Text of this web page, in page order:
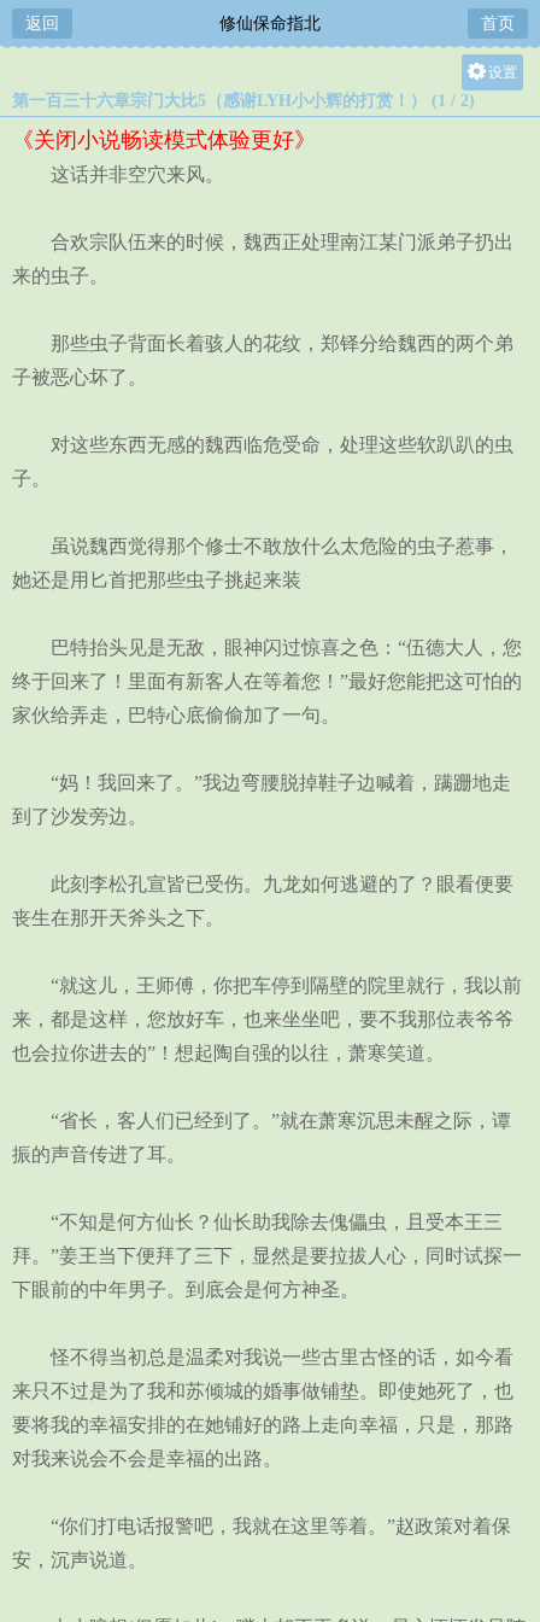
返回 修仙保命指北 首页
设置
关灯
第一百三十六章宗门大比5（感谢LYH小小辉的打赏！） (1 / 2)
《关闭小说畅读模式体验更好》
这话并非空穴来风。
合欢宗队伍来的时候，魏西正处理南江某门派弟子扔出
来的虫子。
那些虫子背面长着骇人的花纹，郑铎分给魏西的两个弟
子被恶心坏了。
对这些东西无感的魏西临危受命，处理这些软趴趴的虫
子。
虽说魏西觉得那个修士不敢放什么太危险的虫子惹事，
她还是用匕首把那些虫子挑起来装
巴特抬头见是无敌，眼神闪过惊喜之色：“伍德大人，您
终于回来了！里面有新客人在等着您！”最好您能把这可怕的
家伙给弄走，巴特心底偷偷加了一句。
“妈！我回来了。”我边弯腰脱掉鞋子边喊着，蹒跚地走
到了沙发旁边。
此刻李松孔宣皆已受伤。九龙如何逃避的了？眼看便要
丧生在那开天斧头之下。
“就这儿，王师傅，你把车停到隔壁的院里就行，我以前
来，都是这样，您放好车，也来坐坐吧，要不我那位表爷爷
也会拉你进去的”！想起陶自强的以往，萧寒笑道。
“省长，客人们已经到了。”就在萧寒沉思未醒之际，谭
振的声音传进了耳。
“不知是何方仙长？仙长助我除去傀儡虫，且受本王三
拜。”姜王当下便拜了三下，显然是要拉拔人心，同时试探一
下眼前的中年男子。到底会是何方神圣。
怪不得当初总是温柔对我说一些古里古怪的话，如今看
来只不过是为了我和苏倾城的婚事做铺垫。即使她死了，也
要将我的幸福安排的在她铺好的路上走向幸福，只是，那路
对我来说会不会是幸福的出路。
“你们打电话报警吧，我就在这里等着。”赵政策对着保
安，沉声说道。